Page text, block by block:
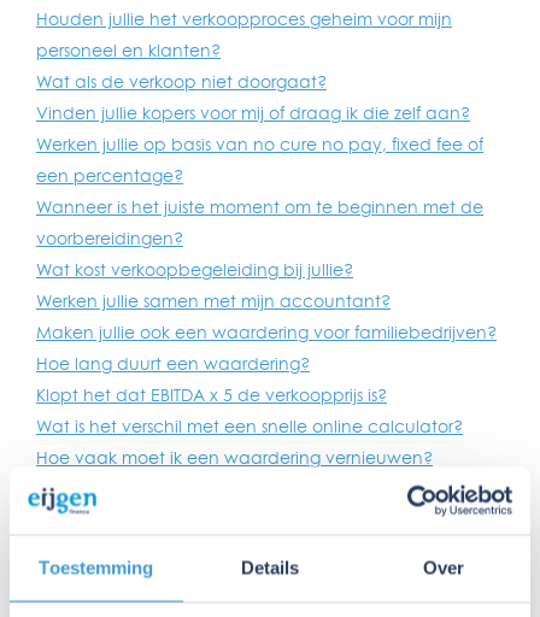
Toestemming Details Over
Houden jullie het verkoopproces geheim voor mijn
personeel en klanten?
Wat als de verkoop niet doorgaat?
Vinden jullie kopers voor mij of draag ik die zelf aan?
Werken jullie op basis van no cure no pay, fixed fee of
een percentage?
Wanneer is het juiste moment om te beginnen met de
voorbereidingen?
Wat kost verkoopbegeleiding bij jullie?
Werken jullie samen met mijn accountant?
Maken jullie ook een waardering voor familiebedrijven?
Hoe lang duurt een waardering?
Klopt het dat EBITDA x 5 de verkoopprijs is?
Wat is het verschil met een snelle online calculator?
Hoe vaak moet ik een waardering vernieuwen?
Wordt de waardering geaccepteerd door banken?
Hoe accuraat is een waardering?
Komen jullie ook op locatie?